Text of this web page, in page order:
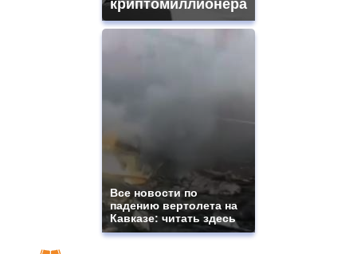
криптомиллионера
Все новости по
падению вертолета на
Кавказе: читать здесь